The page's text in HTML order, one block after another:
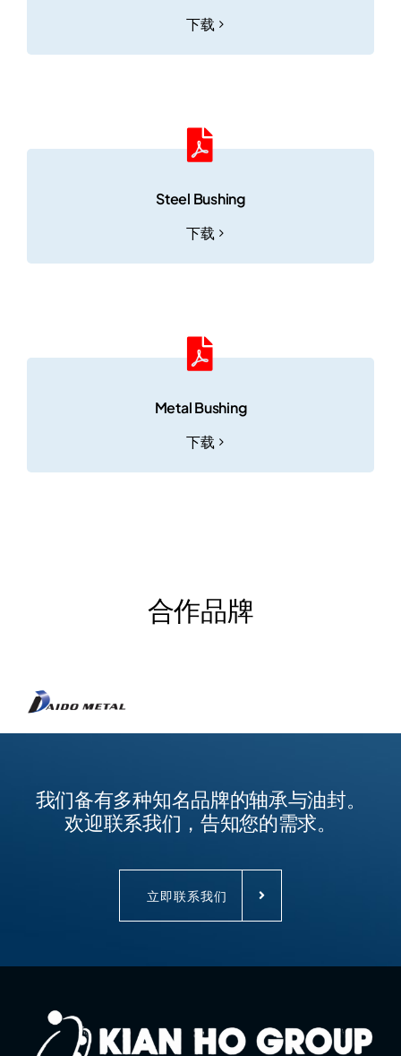
下载
Steel Bushing
下载
Metal Bushing
下载
合作品牌
我们备有多种知名品牌的轴承与油封。
欢迎联系我们，告知您的需求。
立即联系我们